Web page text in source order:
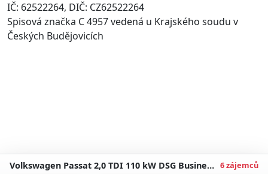
Volkswagen Passat 2,0 TDI 110 kW DSG Business Záruka až 5 let 6 zájemců
IČ: 62522264, DIČ: CZ62522264
Spisová značka C 4957 vedená u Krajského soudu v
Českých Budějovicích